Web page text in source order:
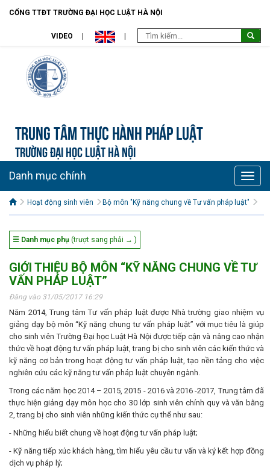
CỔNG TTĐT TRƯỜNG ĐẠI HỌC LUẬT HÀ NỘI
VIDEO
Trung tâm Thực hành pháp luật
TRƯỜNG ĐẠI HỌC LUẬT HÀ NỘI
Toggle
Danh mục chính
Hoạt động sinh viên Bộ môn "Kỹ năng chung về Tư vấn pháp luật"
☰ Danh mục phụ (trượt sang phải → )
GIỚI THIỆU BỘ MÔN “KỸ NĂNG CHUNG VỀ TƯ
VẤN PHÁP LUẬT”
Đăng vào 31/05/2017 16:29
Năm 2014, Trung tâm Tư vấn pháp luật được Nhà trường giao nhiệm vụ
giảng dạy bộ môn “Kỹ năng chung tư vấn pháp luật” với mục tiêu là giúp
cho sinh viên Trường Đại học Luật Hà Nội được tiếp cận và nâng cao nhận
thức về hoạt động tư vấn pháp luật, trang bị cho sinh viên các kiến thức và
kỹ năng cơ bản trong hoạt động tư vấn pháp luật, tạo nền tảng cho việc
nghiên cứu các kỹ năng tư vấn pháp luật chuyên ngành.
Trong các năm học 2014 – 2015, 2015 - 2016 và 2016 -2017, Trung tâm đã
thực hiện giảng dạy môn học cho 30 lớp sinh viên chính quy và văn bằng
2, trang bị cho sinh viên những kiến thức cụ thể như sau:
- Những hiểu biết chung về hoạt động tư vấn pháp luật;
- Kỹ năng tiếp xúc khách hàng, tìm hiểu yêu cầu tư vấn và ký kết hợp đồng
dịch vụ pháp lý;